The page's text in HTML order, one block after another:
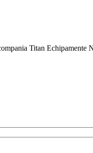
Titan Echipamente